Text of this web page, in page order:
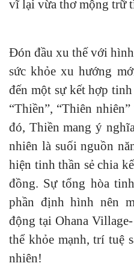
vĩ lại vừa thơ mộng trữ
Đón đầu xu thế với
sức khỏe xu hướng
đến một sự kết hợp
“Thiền”, “Thiên
đó, Thiền mang ý
nhiên là suối nguồn
hiện tinh thần sẻ chia
đồng. Sự tổng hòa
phần định hình nên
động tại Ohana
thể khỏe mạnh, trí tuệ
nhiên!